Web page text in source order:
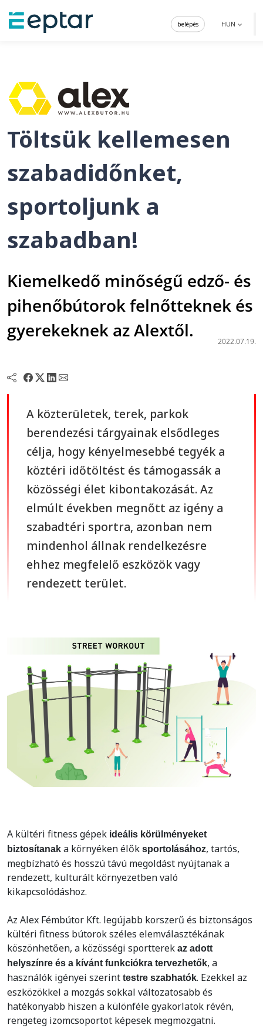
HUN
belépés
Töltsük kellemesen
szabadidőnket,
sportoljunk a
szabadban!
Kiemelkedő minőségű edző- és
pihenőbútorok felnőtteknek és
gyerekeknek az Alextől.
2022.07.19.
A közterületek, terek, parkok
berendezési tárgyainak elsődleges
célja, hogy kényelmesebbé tegyék a
köztéri időtöltést és támogassák a
közösségi élet kibontakozását. Az
elmúlt években megnőtt az igény a
szabadtéri sportra, azonban nem
mindenhol állnak rendelkezésre
ehhez megfelelő eszközök vagy
rendezett terület.
A kültéri fitness gépek ideális körülményeket
biztosítanak a környéken élők sportolásához, tartós,
megbízható és hosszú távú megoldást nyújtanak a
rendezett, kulturált környezetben való
kikapcsolódáshoz.
Az Alex Fémbútor Kft. legújabb korszerű és biztonságos
kültéri fitness bútorok széles elemválasztékának
köszönhetően, a közösségi sportterek az adott
helyszínre és a kívánt funkciókra tervezhetők, a
használók igényei szerint testre szabhatók. Ezekkel az
eszközökkel a mozgás sokkal változatosabb és
hatékonyabb hiszen a különféle gyakorlatok révén,
rengeteg izomcsoportot képesek megmozgatni.